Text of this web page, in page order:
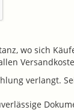
wo sich
verlangt.